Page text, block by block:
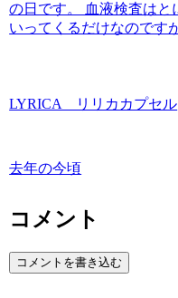
の日です。 血液検査はと
いってくるだけなのです
LYRICA リリカカプセル
去年の今頃
コメント
コメントを書き込む